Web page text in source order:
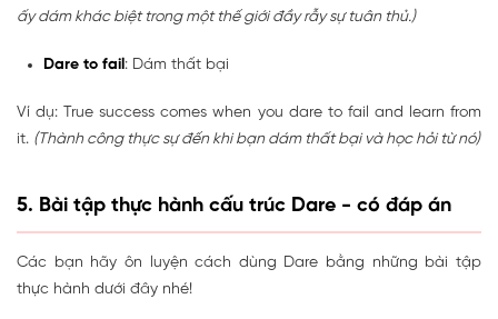
ấy dám khác biệt trong một thế giới đầy rẫy sự tuân thủ.)
Dare to fail : Dám thất bại
Ví dụ: True success comes when you dare to fail and learn from
it. (Thành công thực sự đến khi bạn dám thất bại và học hỏi từ nó)
5. Bài tập thực hành cấu trúc Dare - có đáp án
Các bạn hãy ôn luyện cách dùng Dare bằng những bài tập
thực hành dưới đây nhé!